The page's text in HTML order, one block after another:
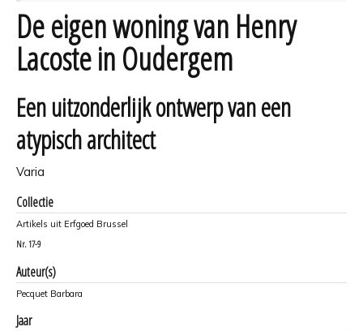
De eigen woning van Henry
Lacoste in Oudergem
Een uitzonderlijk ontwerp van een
atypisch architect
Varia
Collectie
Artikels uit Erfgoed Brussel
Nr. 17-9
Auteur(s)
Pecquet Barbara
Jaar